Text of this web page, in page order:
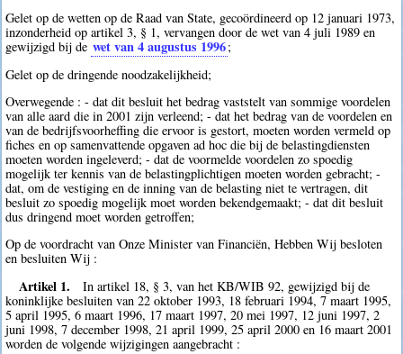
Gelet op de wetten op de Raad van State, gecoördineerd op 12 januari 1973,
inzonderheid op artikel 3, § 1, vervangen door de wet van 4 juli 1989 en
gewijzigd bij de wet van 4 augustus 1996;
Gelet op de dringende noodzakelijkheid;
Overwegende : - dat dit besluit het bedrag vaststelt van sommige voordelen
van alle aard die in 2001 zijn verleend; - dat het bedrag van de voordelen en
van de bedrijfsvoorheffing die ervoor is gestort, moeten worden vermeld op
fiches en op samenvattende opgaven ad hoc die bij de belastingdiensten
moeten worden ingeleverd; - dat de voormelde voordelen zo spoedig
mogelijk ter kennis van de belastingplichtigen moeten worden gebracht; -
dat, om de vestiging en de inning van de belasting niet te vertragen, dit
besluit zo spoedig mogelijk moet worden bekendgemaakt; - dat dit besluit
dus dringend moet worden getroffen;
Op de voordracht van Onze Minister van Financiën, Hebben Wij besloten
en besluiten Wij :
Artikel 1.
In artikel 18, § 3, van het KB/WIB 92, gewijzigd bij de
koninklijke besluiten van 22 oktober 1993, 18 februari 1994, 7 maart 1995,
5 april 1995, 6 maart 1996, 17 maart 1997, 20 mei 1997, 12 juni 1997, 2
juni 1998, 7 december 1998, 21 april 1999, 25 april 2000 en 16 maart 2001
worden de volgende wijzigingen aangebracht :